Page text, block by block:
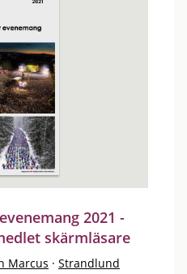
2021 -
skärmläsare
Marcus · Strandlund